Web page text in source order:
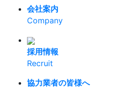
会社案内
Company
採用情報
Recruit
協力業者の皆様へ